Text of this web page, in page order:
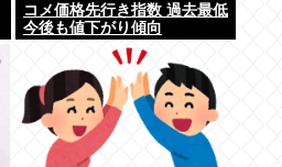
コメ価格先行き指数 過去最低
今後も値下がり傾向